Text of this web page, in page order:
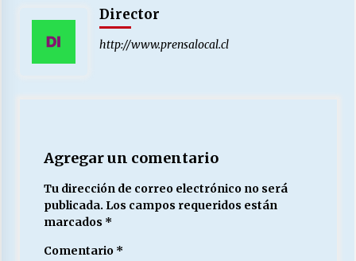
Director
http://www.prensalocal.cl
Agregar un comentario
Tu dirección de correo electrónico no será
publicada. Los campos requeridos están
marcados *
Comentario *